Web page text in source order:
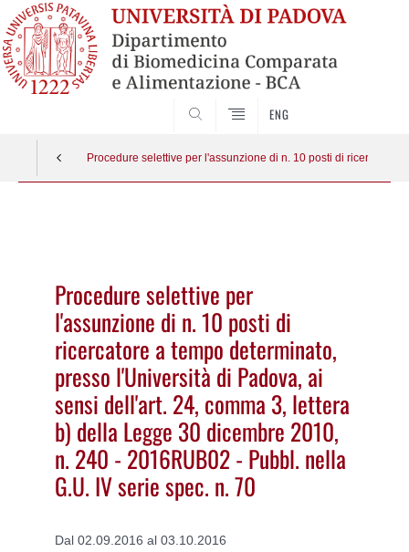
ENG
Procedure selettive per l'assunzione di n. 10 posti di ricercatore
Procedure selettive per
l'assunzione di n. 10 posti di
ricercatore a tempo determinato,
presso l'Università di Padova, ai
sensi dell'art. 24, comma 3, lettera
b) della Legge 30 dicembre 2010,
n. 240 - 2016RUB02 - Pubbl. nella
G.U. IV serie spec. n. 70
Dal 02.09.2016 al 03.10.2016